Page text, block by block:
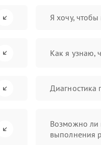
Я хочу,
Как я узнаю,
Диагностика
Возможно ли
выполнения